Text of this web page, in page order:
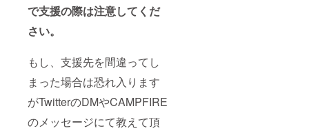
で支援の際は注意してくだ
さい。
もし、支援先を間違ってし
まった場合は恐れ入ります
がTwitterのDMやCAMPFIRE
のメッセージにて教えて頂